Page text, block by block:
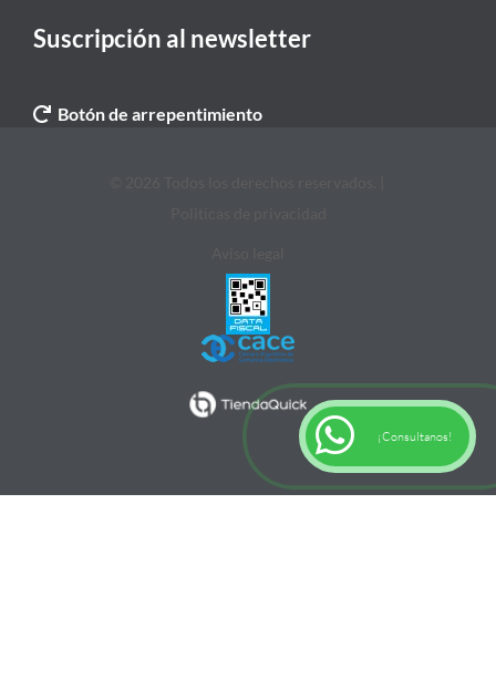
Suscripción al newsletter
Botón de arrepentimiento
¡Consultanos!